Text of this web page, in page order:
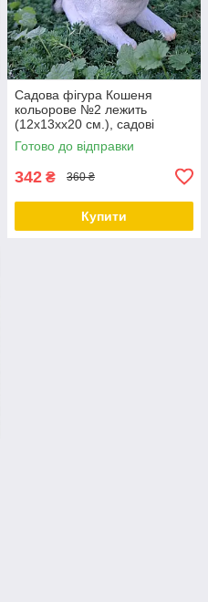
Садова фігура Кошеня
кольорове №2 лежить
(12х13хх20 см.), садові
статуетки, садові фігури з
полістоуну, фігури в сад
Готово до відправки
342 ₴ 360 ₴
Купити